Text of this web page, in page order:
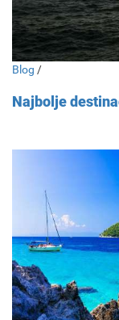
Blog /
Najbolje